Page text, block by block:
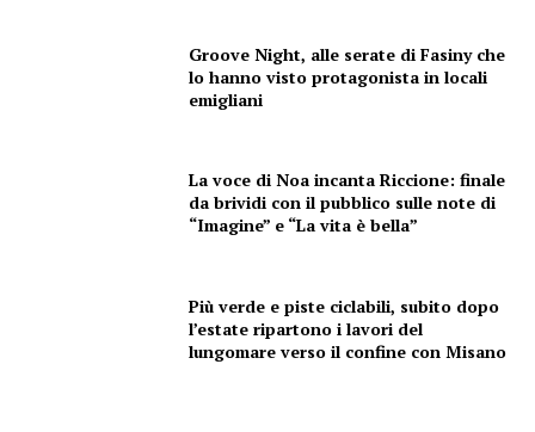
Groove Night, alle serate di Fasiny che
lo hanno visto protagonista in locali
emigliani
La voce di Noa incanta Riccione: finale
da brividi con il pubblico sulle note di
“Imagine” e “La vita è bella”
Più verde e piste ciclabili, subito dopo
l’estate ripartono i lavori del
lungomare verso il confine con Misano